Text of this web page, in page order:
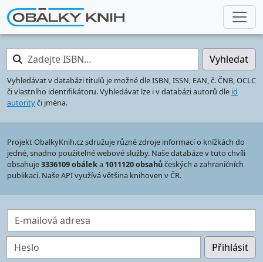
Zadejte ISBN… Vyhledat
Vyhledávat v databázi titulů je možné dle ISBN, ISSN, EAN, č. ČNB, OCLC
či vlastního identifikátoru. Vyhledávat lze i v databázi autorů dle id
autorityči jména.
Projekt ObalkyKnih.cz sdružuje různé zdroje informací o knížkách do
jedné, snadno použitelné webové služby. Naše databáze v tuto chvíli
obsahuje3336109 obáleka 1011120 obsahůčeských a zahraničních
publikací. Naše API využívá většina knihoven v ČR.
E-mailová adresa
Heslo Přihlásit